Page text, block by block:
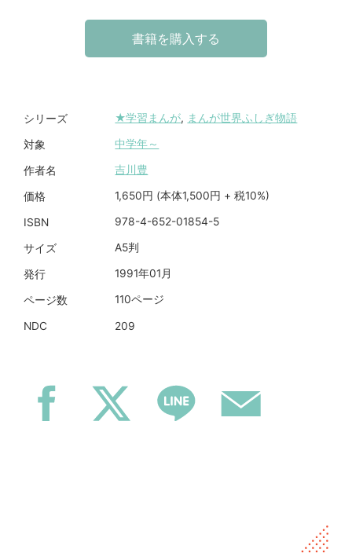
書籍を購入する
シリーズ ★学習まんが, まんが世界ふしぎ物語
対象 中学年～
作者名 吉川豊
価格 1,650円 (本体1,500円 + 税10%)
ISBN 978-4-652-01854-5
サイズ A5判
発行 1991年01月
ページ数 110ページ
NDC 209